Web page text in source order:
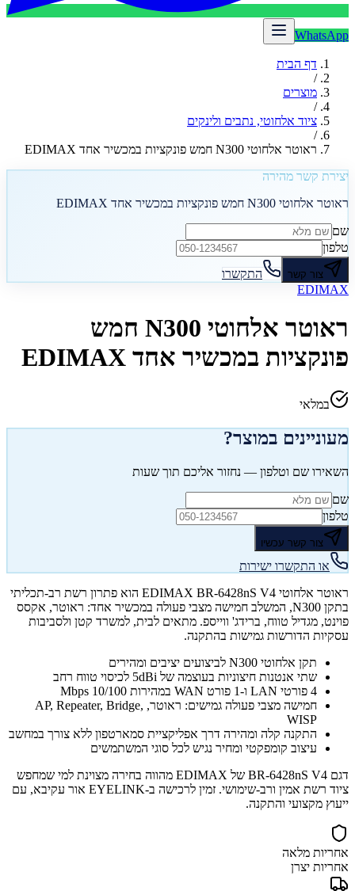
WhatsApp
דף הבית
/
מוצרים
/
ציוד אלחוטי, נתבים ולינקים
/
ראוטר אלחוטי N300 חמש פונקציות במכשיר אחד EDIMAX
יצירת קשר מהירה
ראוטר אלחוטי N300 חמש פונקציות במכשיר אחד EDIMAX
שם
טלפון
צור קשר
התקשרו
EDIMAX
ראוטר אלחוטי N300 חמש
פונקציות במכשיר אחד EDIMAX
במלאי
מעוניינים במוצר?
השאירו שם וטלפון — נחזור אליכם תוך שעות
שם
טלפון
צור קשר עכשיו
או התקשרו ישירות
ראוטר אלחוטי EDIMAX BR-6428nS V4 הוא פתרון רשת רב-תכליתי
בתקן N300, המשלב חמישה מצבי פעולה במכשיר אחד: ראוטר, אקסס
פוינט, מגדיל טווח, ברידג' ווייספ. מתאים לבית, למשרד קטן ולסביבות
עסקיות הדורשות גמישות בהתקנה.
תקן אלחוטי N300 לביצועים יציבים ומהירים
שתי אנטנות חיצוניות בעוצמה של 5dBi לכיסוי טווח רחב
4 פורטי LAN ו-1 פורט WAN במהירות 10/100 Mbps
חמישה מצבי פעולה גמישים: ראוטר, AP, Repeater, Bridge,
WISP
התקנה קלה ומהירה דרך אפליקציית סמארטפון ללא צורך במחשב
עיצוב קומפקטי ומחיר נגיש לכל סוגי המשתמשים
דגם BR-6428nS V4 של EDIMAX מהווה בחירה מצוינת למי שמחפש
ציוד רשת אמין ורב-שימושי. זמין לרכישה ב-EYELINK אור עקיבא, עם
ייעוץ מקצועי והתקנה.
אחריות מלאה
אחריות יצרן